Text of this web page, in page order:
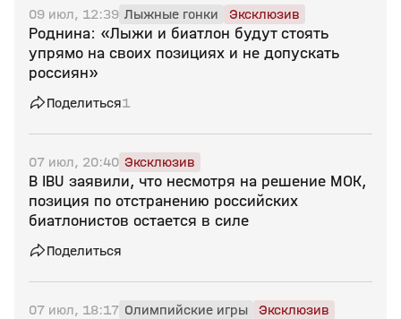
09 июл, 12:39 Лыжные гонки Эксклюзив
Роднина: «Лыжи и биатлон будут стоять
упрямо на своих позициях и не допускать
россиян»
Поделиться1
07 июл, 20:40 Эксклюзив
В IBU заявили, что несмотря на решение МОК,
позиция по отстранению российских
биатлонистов остается в силе
Поделиться
07 июл, 18:17 Олимпийские игры Эксклюзив